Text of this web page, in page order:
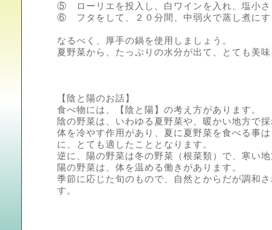
⑤ ローリエを投入し、白ワインを入れ、塩小さ
⑥ フタをして、２０分間、中弱火で蒸し煮にす
なるべく、厚手の鍋を使用しましょう。
夏野菜から、たっぷりの水分が出て、とても美
【陰と陽のお話】
食べ物には、【陰と陽】の考え方があります。
陰の野菜は、いわゆる夏野菜や、暖かい地方で
体を冷やす作用があり、夏に夏野菜を食べる事
に、とても適したこととなります。
逆に、陽の野菜は冬の野菜（根菜類）で、寒い
陽の野菜は、体を温める働きがあります。
季節に応じた旬のもので、自然とからだが調和
す。